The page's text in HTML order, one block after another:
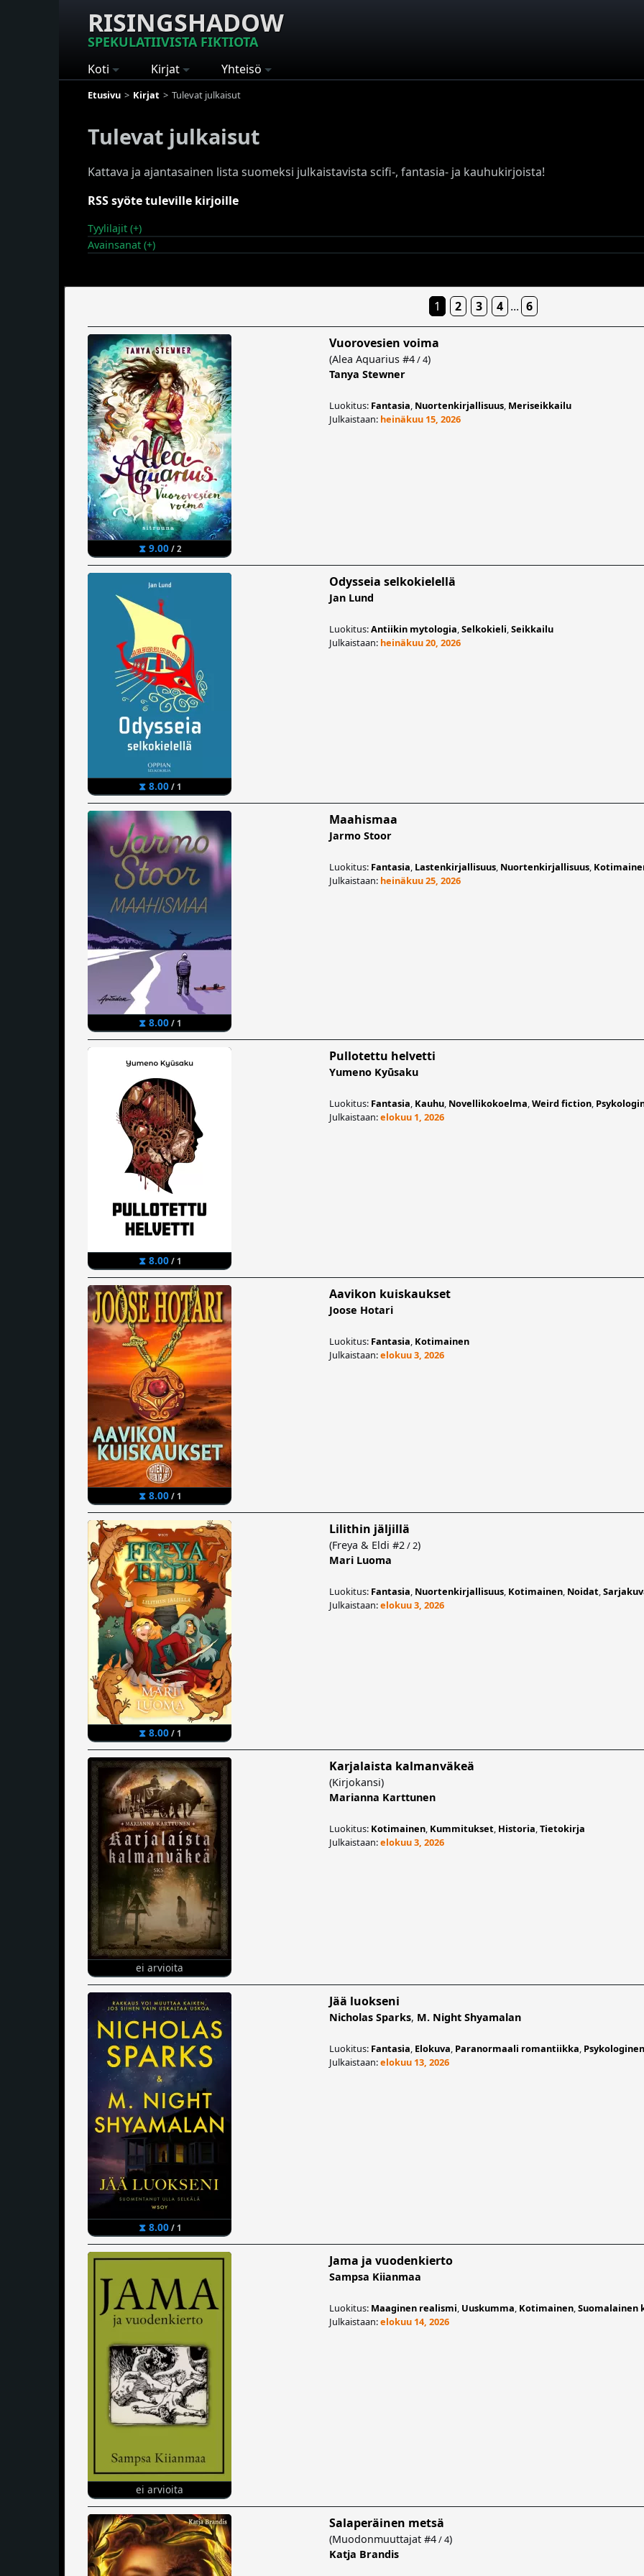
RISINGSHADOW
SPEKULATIIVISTA FIKTIOTA
Koti Kirjat Yhteisö
Etusivu Kirjat Tulevat julkaisut
Tulevat julkaisut
Kattava ja ajantasainen lista suomeksi julkaistavista scifi-, fantasia- ja kauhukirjoista!
RSS syöte tuleville kirjoille
Tyylilajit (+)
Avainsanat (+)
1 2 3 4 ... 6
⧗ 9.00/ 2
Vuorovesien voima
(Alea Aquarius #4/ 4)
Tanya Stewner
Luokitus: Fantasia, Nuortenkirjallisuus, Meriseikkailu
Julkaistaan: heinäkuu 15, 2026
⧗ 8.00/ 1
Odysseia selkokielellä
Jan Lund
Luokitus:Antiikin mytologia,Selkokieli,Seikkailu
Julkaistaan: heinäkuu 20, 2026
⧗ 8.00/ 1
Maahismaa
Jarmo Stoor
Luokitus: Fantasia, Lastenkirjallisuus, Nuortenkirjallisuus,
Julkaistaan: heinäkuu 25, 2026
⧗ 8.00/ 1
Pullotettu helvetti
Yumeno Kyūsaku
Luokitus: Fantasia, Kauhu, Novellikokoelma,Weird fiction,
Julkaistaan:elokuu 1, 2026
⧗ 8.00/ 1
Aavikon kuiskaukset
Joose Hotari
Luokitus: Fantasia, Kotimainen
Julkaistaan:elokuu 3, 2026
⧗ 8.00/ 1
Lilithin jäljillä
(Freya & Eldi #2 / 2)
Mari Luoma
Luokitus: Fantasia, Nuortenkirjallisuus, Kotimainen, Noidat,
Julkaistaan:elokuu 3, 2026
ei arvioita
Karjalaista kalmanväkeä
(Kirjokansi)
Marianna Karttunen
Luokitus: Kotimainen, Kummitukset, Historia,Tietokirja
Julkaistaan:elokuu 3, 2026
⧗ 8.00/ 1
Jää luokseni
Nicholas Sparks, M. Night Shyamalan
Luokitus: Fantasia, Elokuva, Paranormaali romantiikka,
Julkaistaan:elokuu 13, 2026
ei arvioita
Jama ja vuodenkierto
Sampsa Kiianmaa
Luokitus: Maaginen realismi, Uuskumma, Kotimainen,Suomalainen
Julkaistaan:elokuu 14, 2026
Salaperäinen metsä
(Muodonmuuttajat #4/ 4)
Katja Brandis